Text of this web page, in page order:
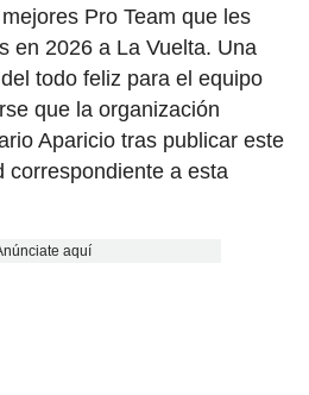
Pro Team que les
en 2026 a La Vuelta. Una
todo feliz para el equipo
que la organización
Aparicio tras publicar este
correspondiente a esta
aquí